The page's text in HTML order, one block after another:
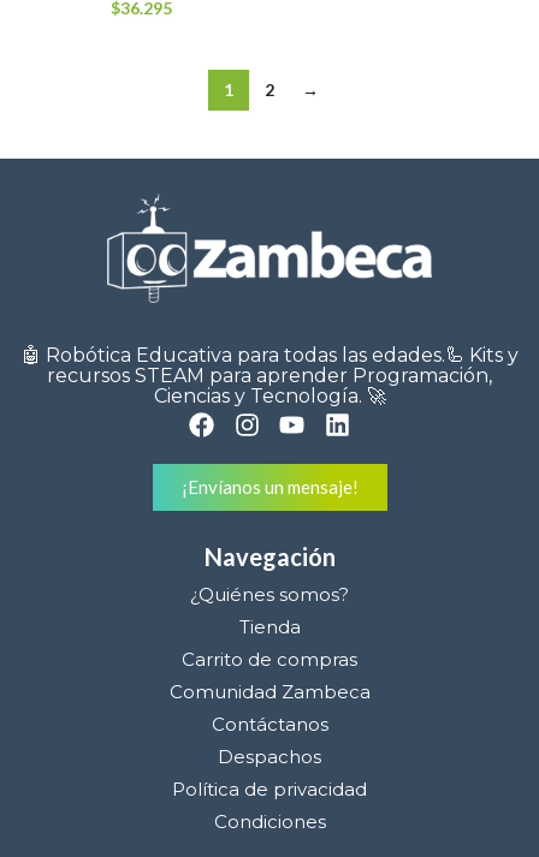
$36.295
1 2 →
🤖 Robótica Educativa para todas las edades.🦾 Kits y
recursos STEAM para aprender Programación,
Ciencias y Tecnología. 🚀
¡Envíanos un mensaje!
Navegación
¿Quiénes somos?
Tienda
Carrito de compras
Comunidad Zambeca
Contáctanos
Despachos
Política de privacidad
Condiciones